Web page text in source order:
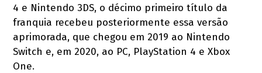
4 e Nintendo 3DS, o décimo primeiro título da
franquia recebeu posteriormente essa versão
aprimorada, que chegou em 2019 ao Nintendo
Switch e, em 2020, ao PC, PlayStation 4 e Xbox
One.